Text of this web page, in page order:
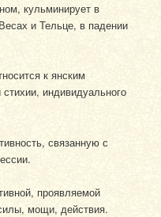
кульминирует в
и Тельце, в падении
к янским
индивидуального
связанную с
проявляемой
мощи, действия.